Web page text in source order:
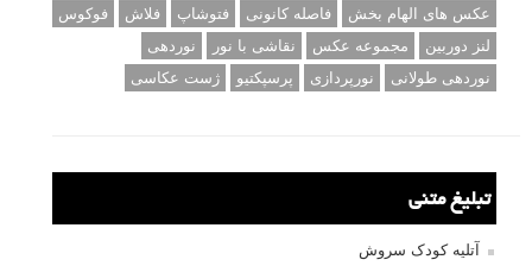
عکس های الهام بخش
فاصله کانونی فتوشاپ فلاش
فوکوس
لنز دوربین
مجموعه عکس نقاشی با نور
نوردهی
نوردهی طولانی
نورپردازی پرسپکتیو ژست عکاسی
تبلیغ متنی
آتلیه کودک سروش